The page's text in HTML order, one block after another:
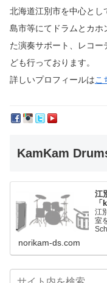
北海道江別市を中心と
島市等にて ドラムとカホ
た演奏サポート、レコ
ども行っております。
詳しいプロフィールはこ
KamKam
江
江
室
norikam-ds.com